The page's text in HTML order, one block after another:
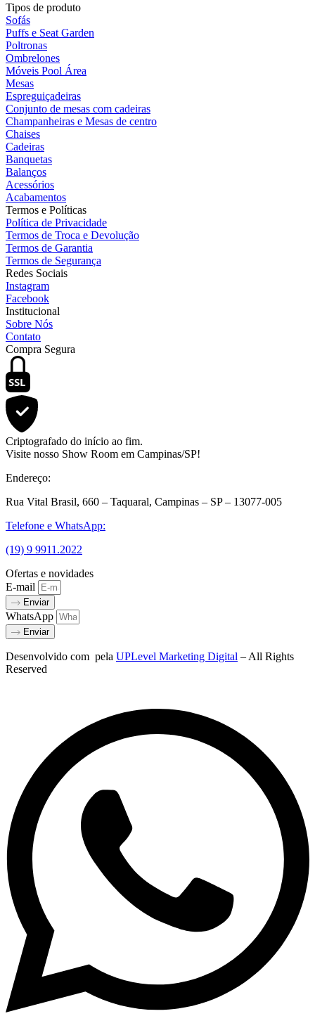
Tipos de produto
Sofás
Puffs e Seat Garden
Poltronas
Ombrelones
Móveis Pool Área
Mesas
Espreguiçadeiras
Conjunto de mesas com cadeiras
Champanheiras e Mesas de centro
Chaises
Cadeiras
Banquetas
Balanços
Acessórios
Acabamentos
Termos e Políticas
Política de Privacidade
Termos de Troca e Devolução
Termos de Garantia
Termos de Segurança
Redes Sociais
Instagram
Facebook
Institucional
Sobre Nós
Contato
Compra Segura
SSL
Criptografado do início ao fim.
Visite nosso Show Room em Campinas/SP!
Endereço:
Rua Vital Brasil, 660 – Taquaral, Campinas – SP – 13077-005
Telefone e WhatsApp:
(19) 9 9911.2022
Ofertas e novidades
E-mail
Enviar
WhatsApp
Enviar
Desenvolvido com pela UPLevel Marketing Digital – All Rights
Reserved